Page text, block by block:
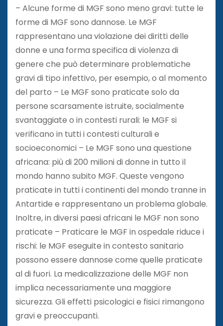
– Alcune forme di MGF sono meno gravi: tutte le
forme di MGF sono dannose. Le MGF
rappresentano una violazione dei diritti delle
donne e una forma specifica di violenza di
genere che può determinare problematiche
gravi di tipo infettivo, per esempio, o al momento
del parto – Le MGF sono praticate solo da
persone scarsamente istruite, socialmente
svantaggiate o in contesti rurali: le MGF si
verificano in tutti i contesti culturali e
socioeconomici – Le MGF sono una questione
africana: più di 200 milioni di donne in tutto il
mondo hanno subito MGF. Queste vengono
praticate in tutti i continenti del mondo tranne in
Antartide e rappresentano un problema globale.
Inoltre, in diversi paesi africani le MGF non sono
praticate – Praticare le MGF in ospedale riduce i
rischi: le MGF eseguite in contesto sanitario
possono essere dannose come quelle praticate
al di fuori. La medicalizzazione delle MGF non
implica necessariamente una maggiore
sicurezza. Gli effetti psicologici e fisici rimangono
gravi e preoccupanti.